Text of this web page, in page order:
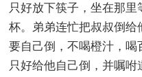
只好放下筷子，坐在那
杯。弟弟连忙把叔叔倒
要自己倒，不喝橙汁，喝
只好给他自己倒，并嘱咐